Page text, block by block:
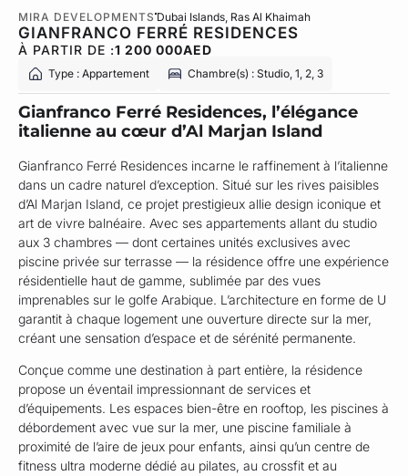
MIRA DEVELOPMENTS Dubai Islands , Ras Al Khaimah
GIANFRANCO FERRÉ RESIDENCES
À PARTIR DE :1 200 000AED
Type : Appartement Chambre(s) : Studio, 1, 2, 3
Gianfranco Ferré Residences, l’élégance
italienne au cœur d’Al Marjan Island
Gianfranco Ferré Residences incarne le raffinement à l’italienne
dans un cadre naturel d’exception. Situé sur les rives paisibles
d’Al Marjan Island, ce projet prestigieux allie design iconique et
art de vivre balnéaire. Avec ses appartements allant du studio
aux 3 chambres — dont certaines unités exclusives avec
piscine privée sur terrasse — la résidence offre une expérience
résidentielle haut de gamme, sublimée par des vues
imprenables sur le golfe Arabique. L’architecture en forme de U
garantit à chaque logement une ouverture directe sur la mer,
créant une sensation d’espace et de sérénité permanente.
Conçue comme une destination à part entière, la résidence
propose un éventail impressionnant de services et
d’équipements. Les espaces bien-être en rooftop, les piscines à
débordement avec vue sur la mer, une piscine familiale à
proximité de l’aire de jeux pour enfants, ainsi qu’un centre de
fitness ultra moderne dédié au pilates, au crossfit et au